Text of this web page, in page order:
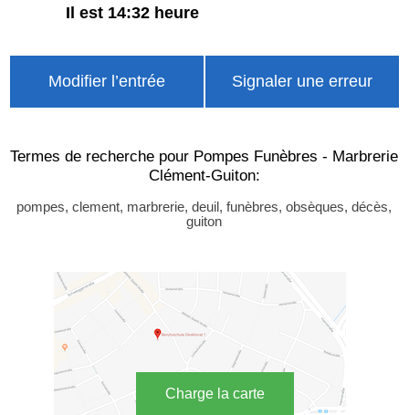
Il est 14:32 heure
Modifier l’entrée Signaler une erreur
Termes de recherche pour Pompes Funèbres - Marbrerie
Clément-Guiton:
pompes, clement, marbrerie, deuil, funèbres, obsèques, décès,
guiton
Charge la carte